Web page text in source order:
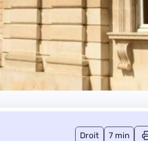
Droit 7 min